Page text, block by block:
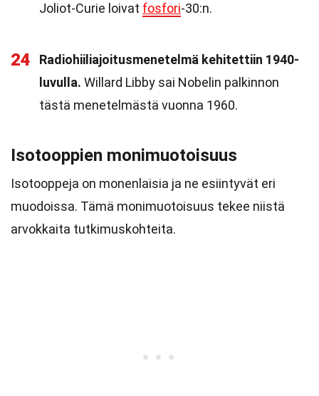
Joliot-Curie loivat fosfori-30:n.
24
Radiohiiliajoitusmenetelmä kehitettiin 1940-
luvulla. Willard Libby sai Nobelin palkinnon
tästä menetelmästä vuonna 1960.
Isotooppien monimuotoisuus
Isotooppeja on monenlaisia ja ne esiintyvät eri
muodoissa. Tämä monimuotoisuus tekee niistä
arvokkaita tutkimuskohteita.